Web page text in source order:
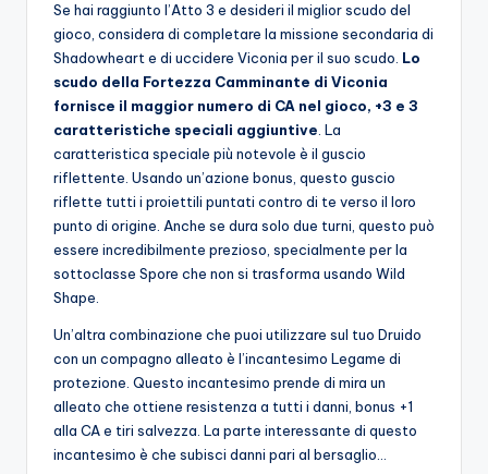
Se hai raggiunto l’Atto 3 e desideri il miglior scudo del
gioco, considera di completare la missione secondaria di
Shadowheart e di uccidere Viconia per il suo scudo. Lo
scudo della Fortezza Camminante di Viconia
fornisce il maggior numero di CA nel gioco, +3 e 3
caratteristiche speciali aggiuntive. La
caratteristica speciale più notevole è il guscio
riflettente. Usando un’azione bonus, questo guscio
riflette tutti i proiettili puntati contro di te verso il loro
punto di origine. Anche se dura solo due turni, questo può
essere incredibilmente prezioso, specialmente per la
sottoclasse Spore che non si trasforma usando Wild
Shape.
Un’altra combinazione che puoi utilizzare sul tuo Druido
con un compagno alleato è l’incantesimo Legame di
protezione. Questo incantesimo prende di mira un
alleato che ottiene resistenza a tutti i danni, bonus +1
alla CA e tiri salvezza. La parte interessante di questo
incantesimo è che subisci danni pari al bersaglio…